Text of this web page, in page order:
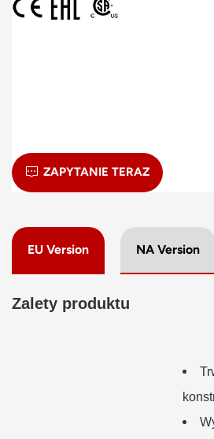
ZAPYTANIE TERAZ
EU Version NA Version
Zalety produktu